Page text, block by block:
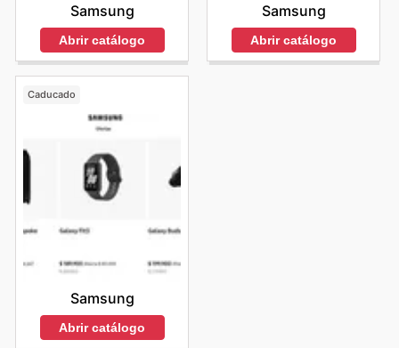
Samsung
Abrir catálogo
Samsung
Abrir catálogo
Caducado
Samsung
Abrir catálogo